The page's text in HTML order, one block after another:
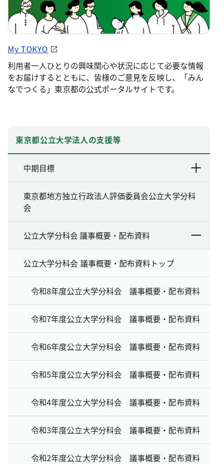
My TOKYO
利用者一人ひとりの興味関心や状況に応じて必要な情報
をお届けするとともに、皆様のご意見を反映し、「みん
なでつくる」東京都の公式ポータルサイトです。
東京都公立大学法人の支援等
中期目標
東京都地方独立行政法人評価委員会公立大学分科
会
公立大学分科会 議事概要・配布資料
公立大学分科会 議事概要・配布資料トップ
令和8年度公立大学分科会 議事概要・配布資料
令和7年度公立大学分科会 議事概要・配布資料
令和6年度公立大学分科会 議事概要・配布資料
令和5年度公立大学分科会 議事概要・配布資料
令和4年度公立大学分科会 議事概要・配布資料
令和3年度公立大学分科会 議事概要・配布資料
令和2年度公立大学分科会 議事概要・配布資料